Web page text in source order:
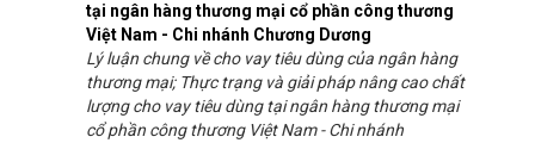
tại ngân hàng thương mại cổ phần công thương
Việt Nam - Chi nhánh Chương Dương
Lý luận chung về cho vay tiêu dùng của ngân hàng
thương mại; Thực trạng và giải pháp nâng cao chất
lượng cho vay tiêu dùng tại ngân hàng thương mại
cổ phần công thương Việt Nam - Chi nhánh